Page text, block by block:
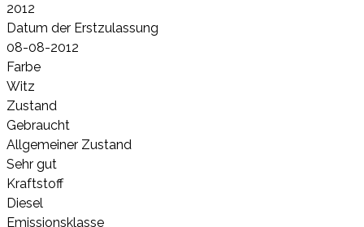
2012
Datum der Erstzulassung
08-08-2012
Farbe
Witz
Zustand
Gebraucht
Allgemeiner Zustand
Sehr gut
Kraftstoff
Diesel
Emissionsklasse